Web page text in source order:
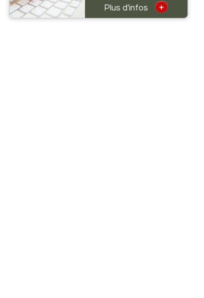
Plus d'infos +